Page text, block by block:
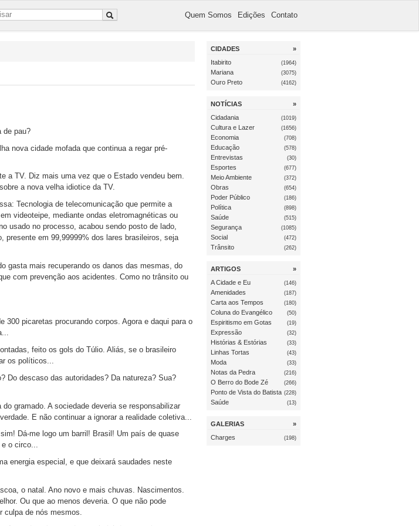
Quem Somos Edições Contato
de pau?
nova cidade mofada que continua a regar pré-
a TV. Diz mais uma vez que o Estado vendeu bem.
a nova velha idiotice da TV.
Tecnologia de telecomunicação que permite a
videoteipe, mediante ondas eletromagnéticas ou
usado no processo, acabou sendo posto de lado,
presente em 99,99999% dos lares brasileiros, seja
gasta mais recuperando os danos das mesmas, do
com prevenção aos acidentes. Como no trânsito ou
300 picaretas procurando corpos. Agora e daqui para o
feito os gols do Túlio. Aliás, se o brasileiro
os políticos...
Do descaso das autoridades? Da natureza? Sua?
gramado. A sociedade deveria se responsabilizar
E não continuar a ignorar a realidade coletiva...
Dá-me logo um barril! Brasil! Um país de quase
o circo...
energia especial, e que deixará saudades neste
o natal. Ano novo e mais chuvas. Nascimentos.
Ou que ao menos deveria. O que não pode
culpa de nós mesmos.
CIDADES
»
Itabirito
(1964)
Mariana (3075)
Ouro Preto (4162)
NOTÍCIAS
»
Cidadania
(1019)
Cultura e Lazer (1656)
Economia (708)
Educação (578)
Entrevistas (30)
Esportes (677)
Meio Ambiente (372)
Obras (654)
Poder Público (186)
Política (898)
Saúde (515)
Segurança (1085)
Social (472)
Trânsito (262)
ARTIGOS
»
A Cidade e Eu
(146)
Amenidades (187)
Carta aos Tempos (180)
Coluna do Evangélico (50)
Espiritismo em Gotas (19)
Expressão (32)
Histórias & Estórias (33)
Linhas Tortas (43)
Moda (33)
Notas da Pedra (216)
O Berro do Bode Zé (266)
Ponto de Vista do Batista (228)
Saúde (13)
GALERIAS
»
Charges
(198)